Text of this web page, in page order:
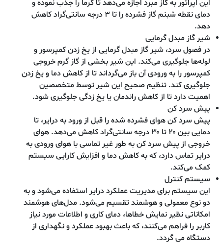
این اپراتور به گاز مبرد اجازه می‌دهد تا گرما را جذب نموده و
دمای نقطه شبنم گاز فشرده را تا ۳ درجه سانتی‌گراد کاهش
دهد.
شیر گاز مبدل گرمایی
در فصول سرد، شیر گاز مبدل گرمایی از یخ زدن کمپرسور و
لوله‌ها جلوگیری می‌کند. این شیر بخشی از گاز گرم خروجی
کمپرسور را به ورودی آن باز می‌گرداند تا از کاهش دما و یخ زدن
جلوگیری کند. تنظیم صحیح این شیر توسط متخصصین
اهمیت دارد تا از کاهش راندمان یا یخ زدگی جلوگیری شود.
پیش سرد کن
پیش سرد کن هوای فشرده شده را قبل از ورود به درایر، تا
دمایی بین ۲۰ تا ۳۰ درجه سانتی‌گراد کاهش می‌دهد. هوای
خروجی از پیش سرد کن به طور غیر تماسی با هوای ورودی به
درایر تماس دارد، که به کاهش دما و افزایش کارایی سیستم
کمک می‌کند.
سیستم کنترل
این سیستم برای مدیریت عملکرد درایر استفاده می‌شود و به
دو نوع معمولی و هوشمند تقسیم می‌شود. مدل‌های هوشمند
امکاناتی نظیر نمایش خطاها، دمای کاری و اطلاعات مورد نیاز
کاربر را فراهم می‌کنند، که باعث بهبود عملکرد و نگهداری از
دستگاه می گردد.